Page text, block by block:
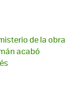
de la obra
acabó